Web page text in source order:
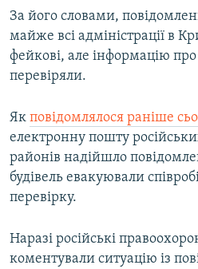
За його словами,
майже всі адміністрації в
фейкові, але інформацію
перевіряли.
Як повідомлялося раніше
електронну пошту
районів надійшло
будівель евакуювали
перевірку.
Наразі російські
коментували ситуацію із